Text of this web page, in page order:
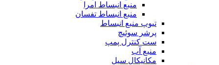
منبع انبساط امرا
منبع انبساط تفسان
تیوپ منبع انبساط
پرشر سوئیچ
ست کنترل پمپ
منبع آب
مکانیکال سیل